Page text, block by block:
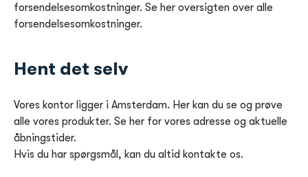
forsendelsesomkostninger. Se her oversigten over alle
forsendelsesomkostninger.
Hent det selv
Vores kontor ligger i Amsterdam. Her kan du se og prøve
alle vores produkter. Se her for vores adresse og aktuelle
åbningstider.
Hvis du har spørgsmål, kan du altid kontakte os.